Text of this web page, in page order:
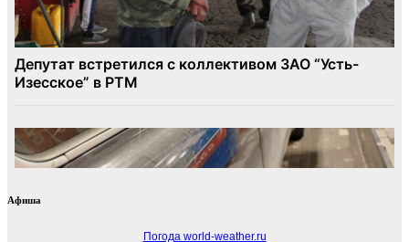
Афиша
Погода world-weather.ru